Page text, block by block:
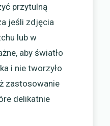
przytulną
jeśli zdjęcia
lub w
aby światło
i nie tworzyło
zastosowanie
delikatnie